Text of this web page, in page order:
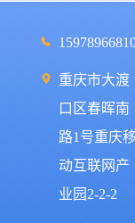
重庆市大渡
口区春晖南
路1号重庆
动互联网产
业园2-2-2